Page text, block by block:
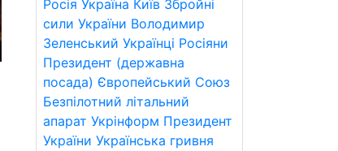
Росія Україна Київ Збройні
сили України Володимир
Зеленський Українці Росіяни
Президент (державна
посада) Європейський Союз
Безпілотний літальний
апарат Укрінформ Президент
України Українська гривня